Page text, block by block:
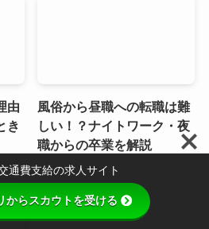
由
き
風俗から昼職への転職は難
しい！？ナイトワーク・夜
職からの卒業を解説
通費支給の求人サイト
からスカウトを受ける